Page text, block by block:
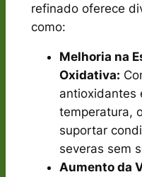
refinado oferece
como:
Melhoria na
Oxidativa:
antioxidantes
temperatura,
suportar
severas sem
Aumento da